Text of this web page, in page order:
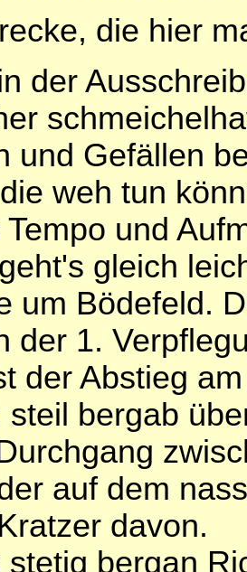
die hier
der
und Gefällen
weh tun
und
gleich
um Bödefeld.
der 1.
der Abstieg
steil bergab
auf dem
davon.
stetig bergan